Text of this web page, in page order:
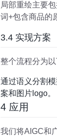
局部重绘主要
词+包含商品的
3.4 实现方案
整个流程分为以
通过语义分割
案和图片logo。
4 应用
我们将AIGC和